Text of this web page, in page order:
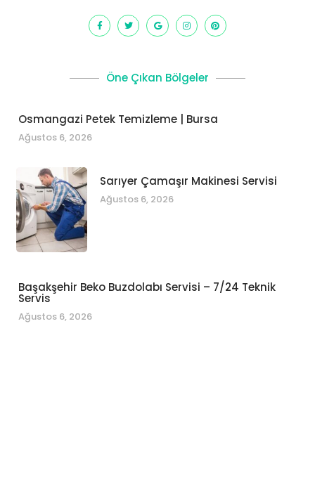
Öne Çıkan Bölgeler
Osmangazi Petek Temizleme | Bursa
Ağustos 6, 2026
Sarıyer Çamaşır Makinesi Servisi
Ağustos 6, 2026
Başakşehir Beko Buzdolabı Servisi – 7/24 Teknik
Servis
Ağustos 6, 2026